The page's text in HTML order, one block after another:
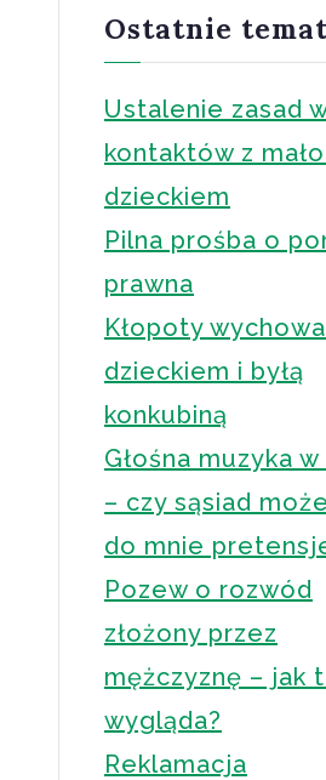
Ostatnie
Ustalenie zasad
kontaktów z
dzieckiem
Pilna prośba o
prawna
Kłopoty
dzieckiem i byłą
konkubiną
Głośna muzyka
– czy sąsiad
do mnie
Pozew o rozwód
złożony przez
mężczyznę – jak
wygląda?
Reklamacja